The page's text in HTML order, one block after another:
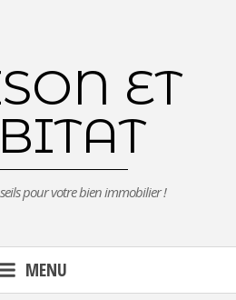
ET
pour votre bien immobilier !
MENU